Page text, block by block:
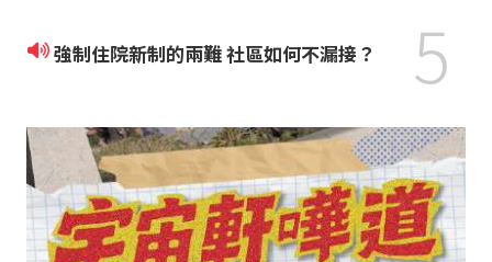
強制住院新制的兩難 社區如何不漏接？ 5